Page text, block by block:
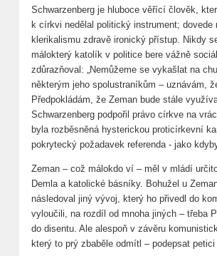
Schwarzenberg je hluboce věřící člověk,
k církvi nedělal politický instrument;
klerikalismu zdravě ironický přístup. Nikdy
málokterý katolík v politice bere vážně
zdůrazňoval: „Nemůžeme se vykašlat na
některým jeho spolustraníkům – uznávám,
Předpokládám, že Zeman bude stále
Schwarzenberg podpořil právo církve na
byla rozběsněná hysterickou proticírkevní
pokrytecký požadavek referenda - jako
Zeman – což málokdo ví – měl v mládí
Demla a katolické básníky. Bohužel u
následoval jiný vývoj, který ho přivedl do
vyloučili, na rozdíl od mnoha jiných – třeba
do disentu. Ale alespoň v závěru
který to prý zbaběle odmítl – podepsat